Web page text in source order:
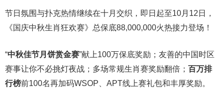
节日氛围与扑克热情继续在十月交织，即日起至10月 12 日，
《国庆中秋生肖狂欢赛》总保底88,000,000火热接力登场！
“中秋佳节月饼赏金赛”献上100万保底奖励；友善的中国时区
赛事让你不必挑灯夜战 ； 多场常规生肖赛奖励翻倍； 百万排
行榜前100名再加码WSOP APT线上赛礼包和丰厚奖励。